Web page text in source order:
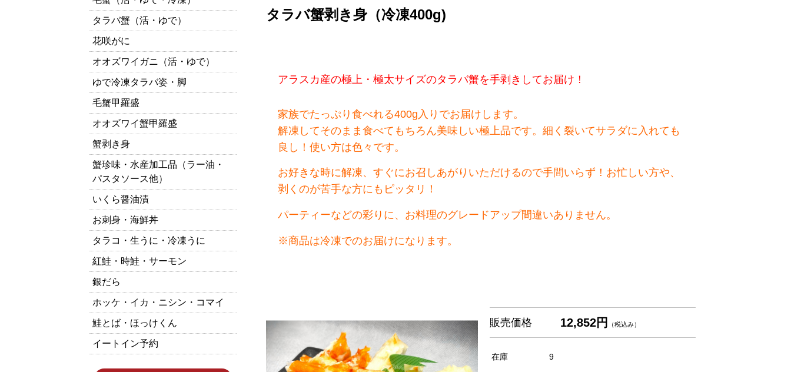
タラバ蟹剥き身（冷凍400g)
アラスカ産の極上・極太サイズのタラバ蟹を手剥きしてお届け！
家族でたっぷり食べれる400g入りでお届けします。
解凍してそのまま食べてもちろん美味しい極上品です。 細く裂いてサラダに入れても
良し！使い方は色々です。
お好きな時に解凍、すぐにお召しあがりいただけるので手間いらず！お忙しい方や、
剥くのが苦手な方にもピッタリ！
パーティーなどの彩りに、お料理のグレードアップ間違いありません。
※商品は冷凍でのお届けになります。
販売価格 12,852円 （税込み）
在庫 9
タラバ蟹（活・ゆで）
花咲がに
オオズワイガニ（活・ゆで）
ゆで冷凍タラバ姿・脚
毛蟹甲羅盛
オオズワイ蟹甲羅盛
蟹剥き身
蟹珍味・水産加工品（ラー油・
パスタソース他）
いくら醤油漬
お刺身・海鮮丼
タラコ・生うに・冷凍うに
紅鮭・時鮭・サーモン
銀だら
ホッケ・イカ・ニシン・コマイ
鮭とば・ほっけくん
イートイン予約